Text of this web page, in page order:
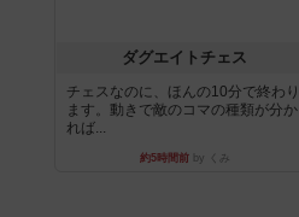
ダグエイトチェス
チェスなのに、ほんの10分で終わり
ます。動きで敵のコマの種類が分か
れば...
約5時間前by くみ